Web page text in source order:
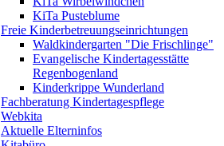
KiTa Pusteblume
Freie Kinderbetreuungseinrichtungen
Waldkindergarten "Die Frischlinge"
Evangelische Kindertagesstätte
Regenbogenland
Kinderkrippe Wunderland
Fachberatung Kindertagespflege
Webkita
Aktuelle Elterninfos